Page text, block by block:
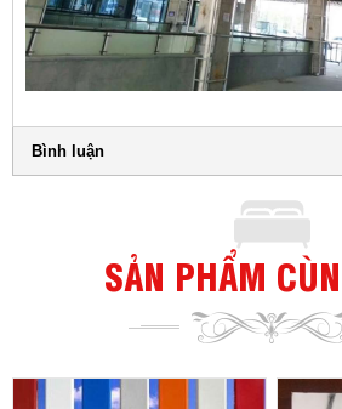
Bình luận
SẢN PHẨM